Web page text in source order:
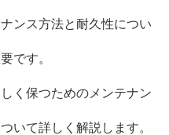
ンス方法と耐久性につい
です。
く保つためのメンテナン
いて詳しく解説します。